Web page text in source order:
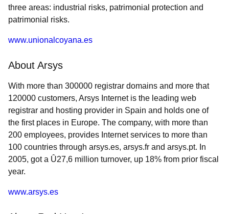
three areas: industrial risks, patrimonial protection and
patrimonial risks.
www.unionalcoyana.es
About Arsys
With more than 300000 registrar domains and more that
120000 customers, Arsys Internet is the leading web
registrar and hosting provider in Spain and holds one of
the first places in Europe. The company, with more than
200 employees, provides Internet services to more than
100 countries through arsys.es, arsys.fr and arsys.pt. In
2005, got a Û27,6 million turnover, up 18% from prior fiscal
year.
www.arsys.es